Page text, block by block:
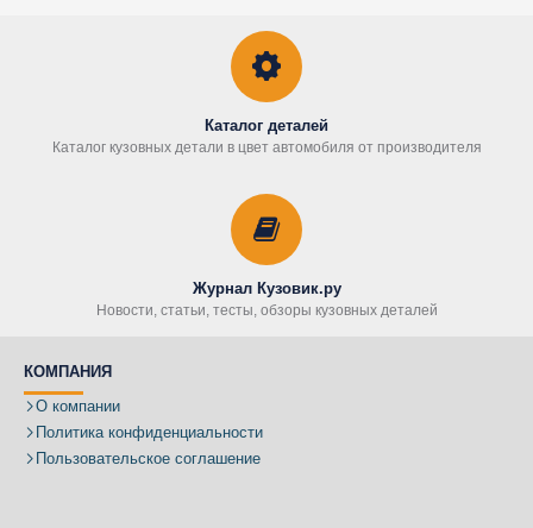
Каталог деталей
Каталог кузовных детали в цвет автомобиля от производителя
Журнал Кузовик.ру
Новости, статьи, тесты, обзоры кузовных деталей
КОМПАНИЯ
О компании
Политика конфиденциальности
Пользовательское соглашение